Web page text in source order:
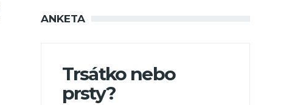
ANKETA
Trsátko nebo
prsty?